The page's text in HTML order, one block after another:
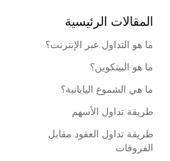
المقالات الرئيسية
ما هو التداول عبر الإنترنت؟
ما هو البيتكوين؟
ما هي الشموع اليابانية؟
طريقة تداول الأسهم
طريقة تداول العقود مقابل
الفروقات